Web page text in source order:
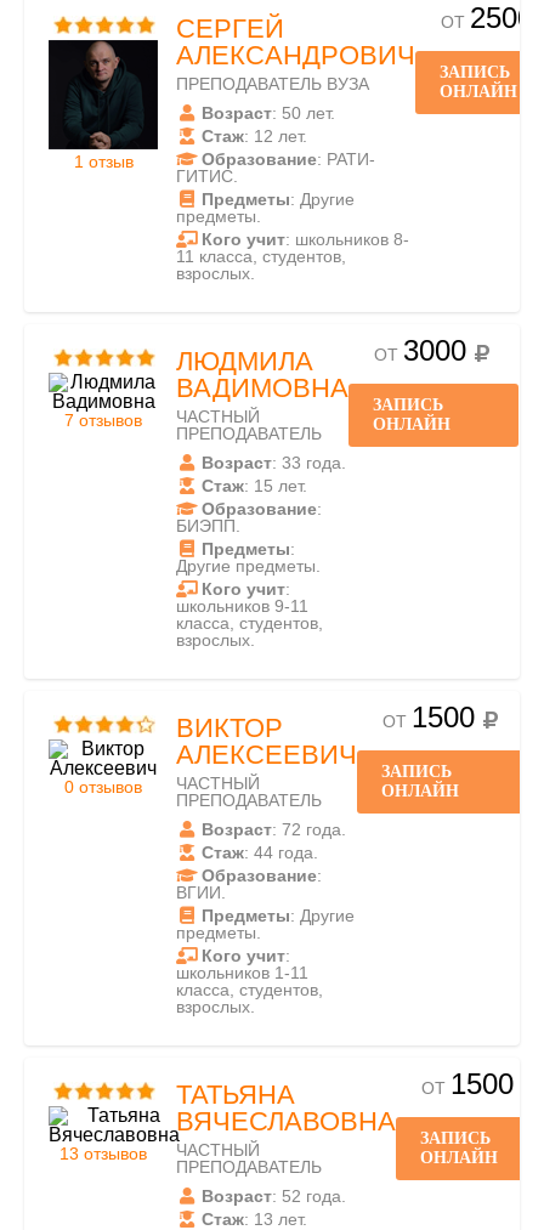
1 отзыв
СЕРГЕЙ
АЛЕКСАНДРОВИЧ
ПРЕПОДАВАТЕЛЬ ВУЗА
Возраст: 50 лет.
Стаж: 12 лет.
Образование: РАТИ-
ГИТИС.
Предметы: Другие
предметы.
Кого учит: школьников 8-
11 класса, студентов,
взрослых.
ОТ 2500
ЗАПИСЬ
ОНЛАЙН
7 отзывов
ЛЮДМИЛА
ВАДИМОВНА
ЧАСТНЫЙ
ПРЕПОДАВАТЕЛЬ
Возраст: 33 года.
Стаж: 15 лет.
Образование:
БИЭПП.
Предметы:
Другие предметы.
Кого учит:
школьников 9-11
класса, студентов,
взрослых.
ОТ 3000
ЗАПИСЬ
ОНЛАЙН
0 отзывов
ВИКТОР
АЛЕКСЕЕВИЧ
ЧАСТНЫЙ
ПРЕПОДАВАТЕЛЬ
Возраст: 72 года.
Стаж: 44 года.
Образование:
ВГИИ.
Предметы: Другие
предметы.
Кого учит:
школьников 1-11
класса, студентов,
взрослых.
ОТ 1500
ЗАПИСЬ
ОНЛАЙН
13 отзывов
ТАТЬЯНА
ВЯЧЕСЛАВОВНА
ЧАСТНЫЙ
ПРЕПОДАВАТЕЛЬ
Возраст: 52 года.
Стаж: 13 лет.
ОТ 1500
ЗАПИСЬ
ОНЛАЙН